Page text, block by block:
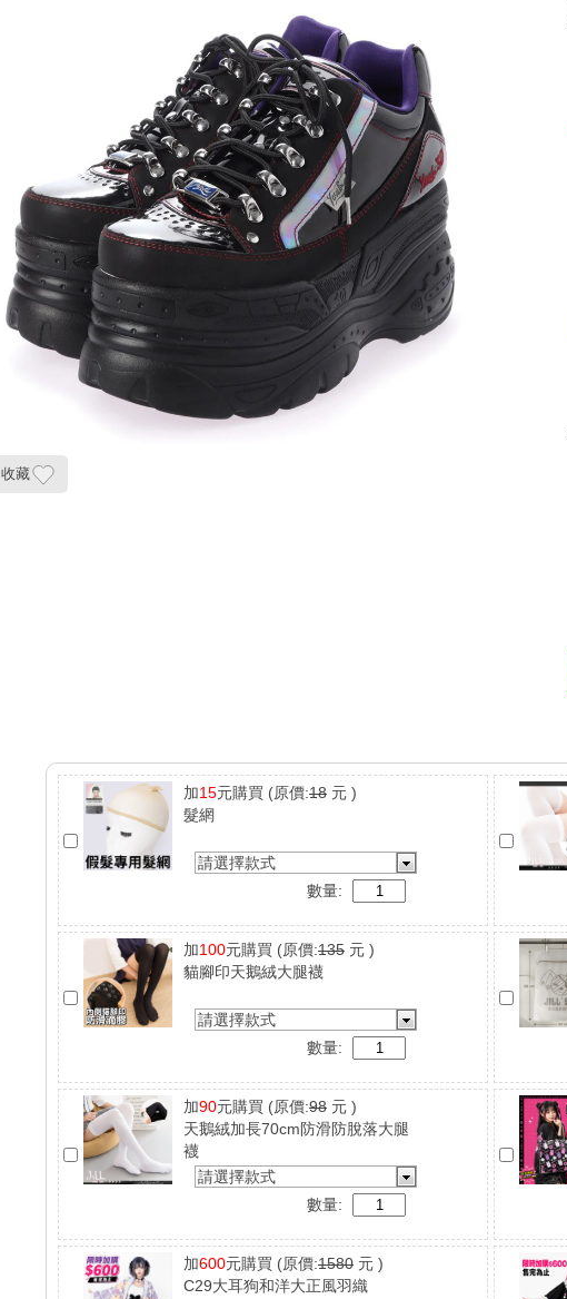
收藏
加15元購買 (原價:18 元 )
髮網
請選擇款式
數量:
加100元購買 (原價:135 元 )
貓腳印天鵝絨大腿襪
請選擇款式
數量:
加90元購買 (原價:98 元 )
天鵝絨加長70cm防滑防脫落大腿
襪
請選擇款式
數量:
加600元購買 (原價:1580 元 )
C29大耳狗和洋大正風羽織